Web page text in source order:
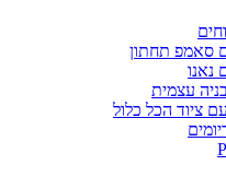
סאמפ תחתון
נאנו
עצמית
ציוד הכל כלול